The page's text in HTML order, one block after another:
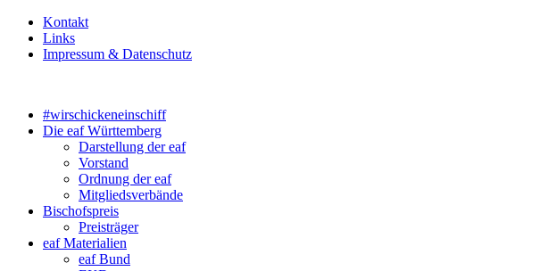
Kontakt
Links
Impressum & Datenschutz
#wirschickeneinschiff
Die eaf Württemberg
Darstellung der eaf
Vorstand
Ordnung der eaf
Mitgliedsverbände
Bischofspreis
Preisträger
eaf Materialien
eaf Bund